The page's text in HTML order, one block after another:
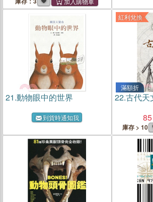
21.動物眼中的世界
到貨時通知我
紅利兌換
滿額折
22.古代天
85
庫存 > 10